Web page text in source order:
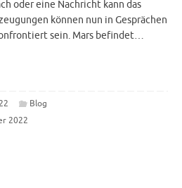
oder eine Nachricht kann das
können nun in Gesprächen
sein. Mars befindet…
Blog
2022